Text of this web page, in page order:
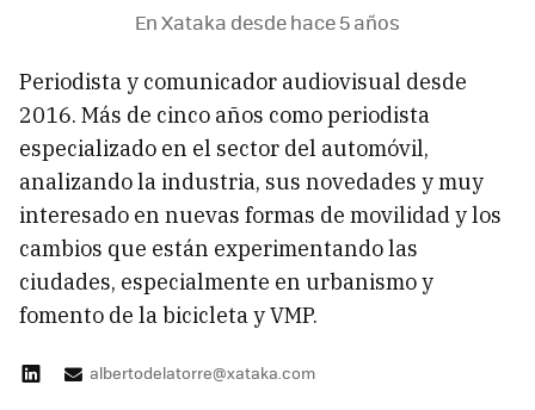
En Xataka desdehace 5 años
Periodista y comunicador audiovisual desde
2016. Más de cinco años como periodista
especializado en el sector del automóvil,
analizando la industria, sus novedades y muy
interesado en nuevas formas de movilidad y los
cambios que están experimentando las
ciudades, especialmente en urbanismo y
fomento de la bicicleta y VMP.
albertodelatorre@xataka.com